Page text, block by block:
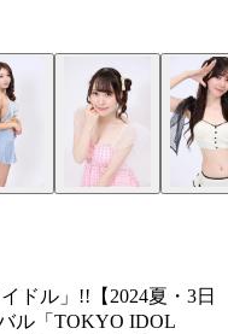
バズ確アイドル」!!【
ドル」!!【2024夏・3日
ル「TOKYO IDOL